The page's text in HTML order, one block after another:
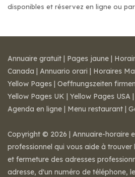
disponibles et réservez en ligne ou
Annuaire gratuit | Pages jaune |
Canada | Annuario orari | Horaires
Yellow Pages | Oeffnungszeiten firmen
Yellow Pages UK | Yellow Pages USA |
Agenda en ligne | Menu restaurant |
Copyright © 2026 | Annuaire-horaire
professionnel qui vous aide à trouver
et fermeture des adresses
adresse, d'un numéro de téléphone,